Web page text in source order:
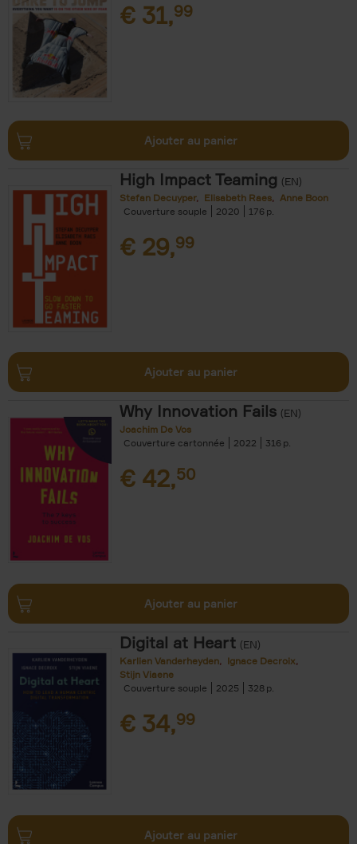
€ 31,99
Ajouter au panier
High Impact Teaming (EN)
Stefan Decuyper Elisabeth Raes
Anne Boon
Couverture souple
2020 176
€ 29,99
Ajouter au panier
Why Innovation Fails (EN)
Joachim De Vos
Couverture cartonnée
2022 316
€ 42,50
Ajouter au panier
Digital at Heart (EN)
Karlien Vanderheyden
Ignace Decroix
Stijn Viaene
Couverture souple
2025 328
€ 34,99
Ajouter au panier